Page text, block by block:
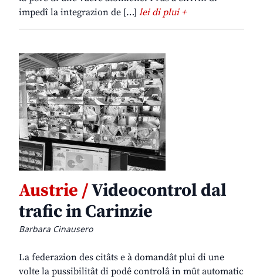
impedî la integrazion de […] lei di plui +
Austrie /Videocontrol dal
trafic in Carinzie
Barbara Cinausero
La federazion des citâts e à domandât plui di une
volte la pussibilitât di podê controlâ in mût automatic